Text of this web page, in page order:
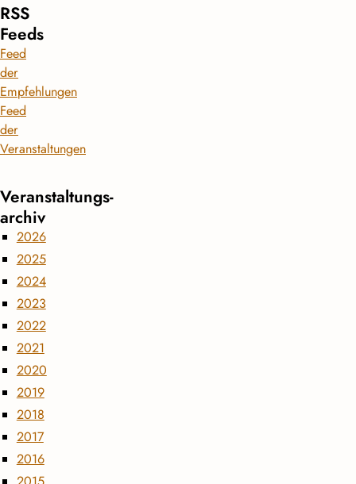
RSS
Feeds
Feed
der
Empfehlungen
Feed
der
Veranstaltungen
Veranstaltungs­
archiv
2026
2025
2024
2023
2022
2021
2020
2019
2018
2017
2016